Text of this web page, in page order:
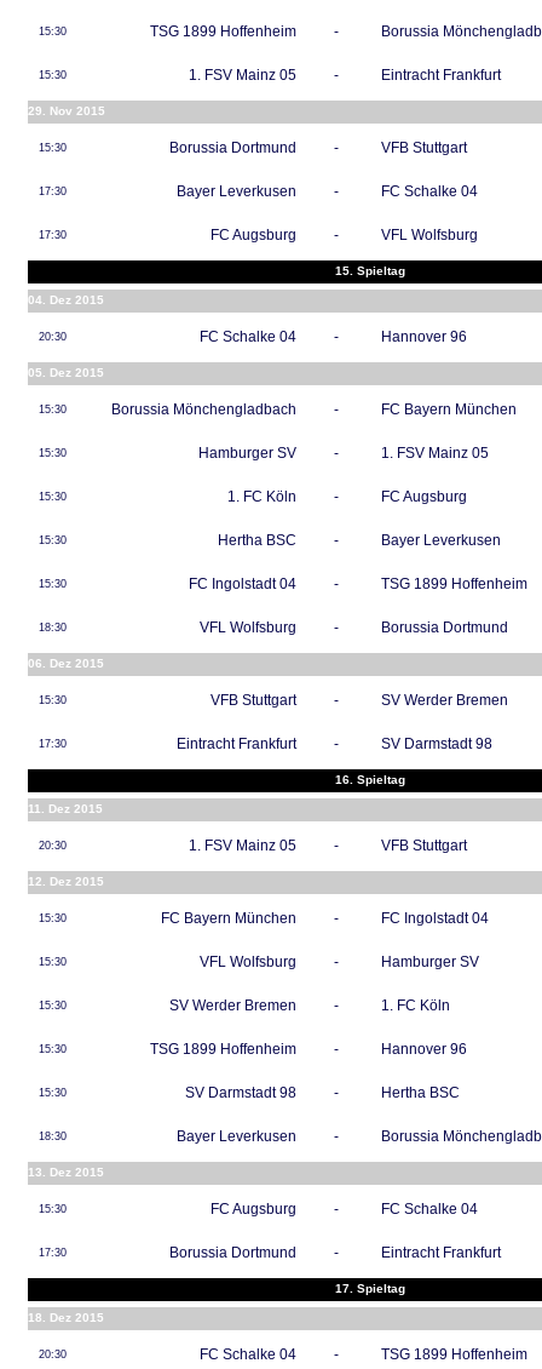
15:30 TSG 1899 Hoffenheim - Borussia
15:30 1. FSV Mainz 05 - Eintracht Frankfurt
29. Nov 2015
15:30 Borussia Dortmund - VFB Stuttgart
17:30 Bayer Leverkusen - FC Schalke 04
17:30 FC Augsburg - VFL Wolfsburg
15. Spieltag
04. Dez 2015
20:30 FC Schalke 04 - Hannover 96
05. Dez 2015
15:30 Borussia Mönchengladbach - FC Bayern München
15:30 Hamburger SV - 1. FSV Mainz 05
15:30 1. FC Köln - FC Augsburg
15:30 Hertha BSC - Bayer Leverkusen
15:30 FC Ingolstadt 04 - TSG 1899 Hoffenheim
18:30 VFL Wolfsburg - Borussia Dortmund
06. Dez 2015
15:30 VFB Stuttgart - SV Werder Bremen
17:30 Eintracht Frankfurt - SV Darmstadt 98
16. Spieltag
11. Dez 2015
20:30 1. FSV Mainz 05 - VFB Stuttgart
12. Dez 2015
15:30 FC Bayern München - FC Ingolstadt 04
15:30 VFL Wolfsburg - Hamburger SV
15:30 SV Werder Bremen - 1. FC Köln
15:30 TSG 1899 Hoffenheim - Hannover 96
15:30 SV Darmstadt 98 - Hertha BSC
18:30 Bayer Leverkusen - Borussia
13. Dez 2015
15:30 FC Augsburg - FC Schalke 04
17:30 Borussia Dortmund - Eintracht Frankfurt
17. Spieltag
18. Dez 2015
20:30 FC Schalke 04 - TSG 1899 Hoffenheim